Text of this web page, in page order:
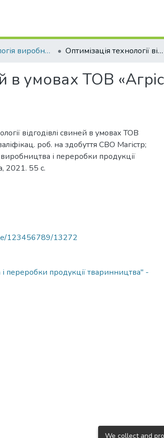
204 "Технологія виробництва і переробки продукції тваринництва" - Магістри 2021-2022 Оптимізація технології відгодівлі свиней в умовах ТОВ «Агріс» Полтавської області
в умовах ТОВ
відгодівлі свиней в умовах ТОВ
роб. на здобуття СВО Магістр;
виробництва і переробки продукції
2021. 55 с.
123456789/13272
переробки продукції тваринництва" -
We collect and